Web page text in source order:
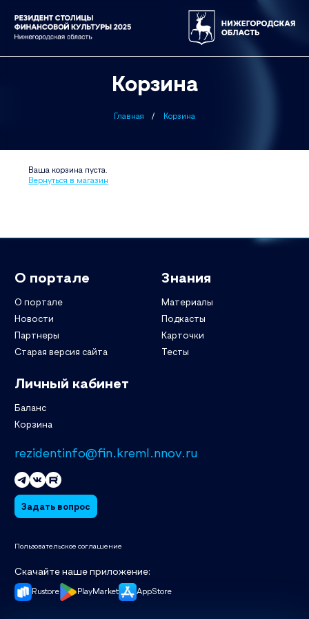
Корзина
Главная Корзина
Ваша корзина пуста.
Вернуться в магазин
О портале
О портале
Новости
Партнеры
Старая версия сайта
Знания
Материалы
Подкасты
Карточки
Тесты
Личный кабинет
Баланс
Корзина
rezidentinfo@fin.kreml.nnov.ru
Задать вопрос
Пользовательское соглашение
Скачайте наше приложение:
Rustore PlayMarket AppStore